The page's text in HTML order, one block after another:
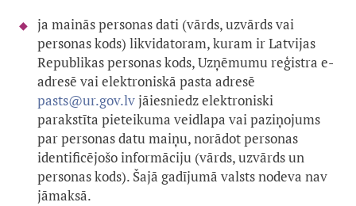
ja mainās personas dati (vārds, uzvārds vai
personas kods) likvidatoram, kuram ir Latvijas
Republikas personas kods, Uzņēmumu reģistra e-
adresē vai elektroniskā pasta adresē
pasts@ur.gov.lvjāiesniedz elektroniski
parakstīta pieteikuma veidlapa vai paziņojums
par personas datu maiņu, norādot personas
identificējošo informāciju (vārds, uzvārds un
personas kods). Šajā gadījumā valsts nodeva nav
jāmaksā.